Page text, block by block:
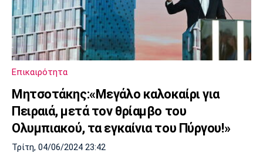
Μονακό
Ερυθρός
Αστέρας
Τότεναμ
Επικαιρότητα
Μητσοτάκης:«Μεγάλο καλοκαίρι για
Πειραιά, μετά τον θρίαμβο του
Ολυμπιακού, τα εγκαίνια του Πύργου!»
Τρίτη, 04/06/2024 23:42